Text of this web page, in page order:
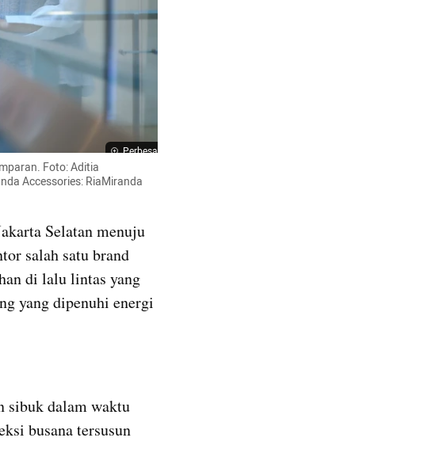
Perbesar
Foto: Aditia
Accessories: RiaMiranda
Selatan menuju
salah satu brand
di lalu lintas yang
yang dipenuhi energi
sibuk dalam waktu
busana tersusun